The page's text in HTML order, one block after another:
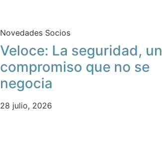
Novedades Socios
Veloce: La seguridad, un
compromiso que no se
negocia
28 julio, 2026